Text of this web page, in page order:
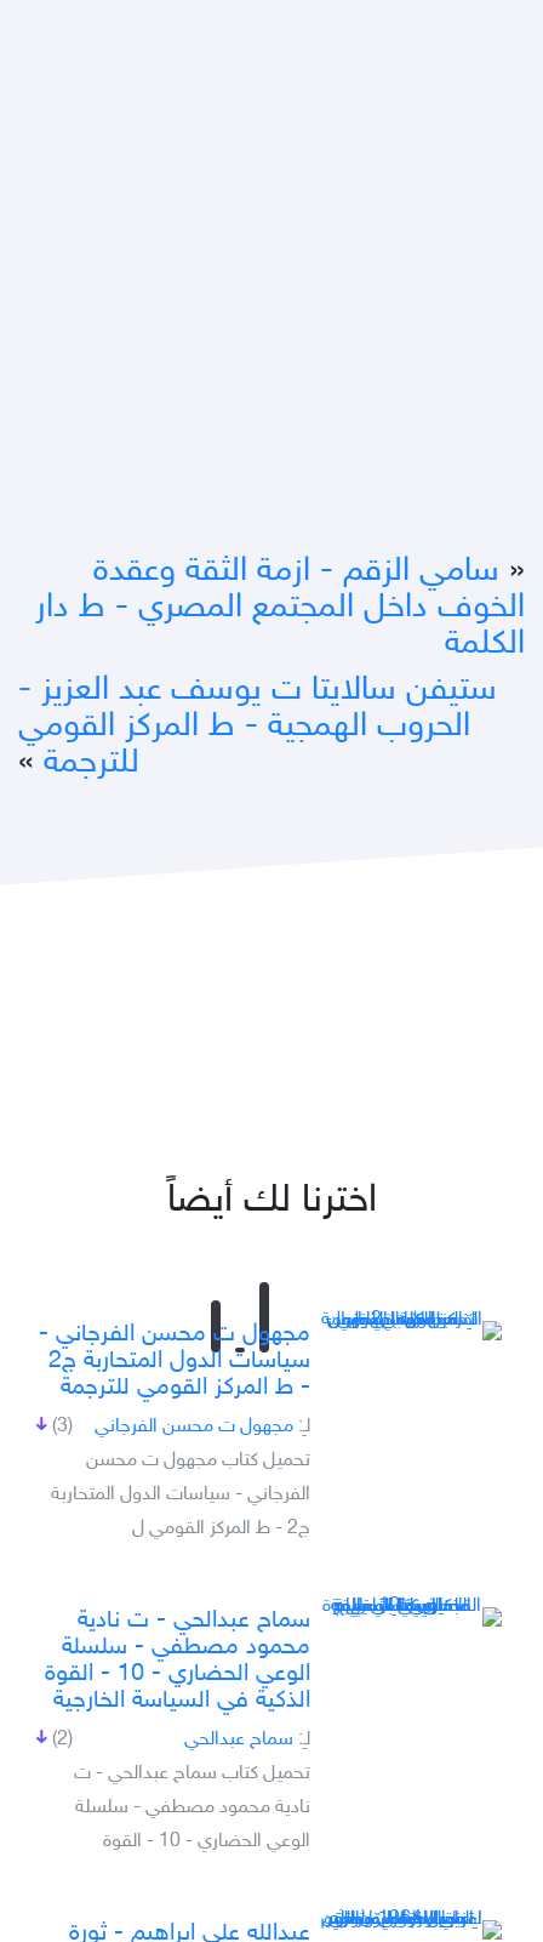
« سامي الزقم - ازمة الثقة وعقدة
الخوف داخل المجتمع المصري - ط دار
الكلمة
ستيفن سالايتا ت يوسف عبد العزيز -
الحروب الهمجية - ط المركز القومي
للترجمة »
اخترنا لك أيضاً
مجهول ت محسن الفرجاني -
سياسات الدول المتحاربة ج2
- ط المركز القومي للترجمة
(3) لـِ: مجهول ت محسن الفرجاني
تحميل كتاب مجهول ت محسن
الفرجاني - سياسات الدول المتحاربة
ج2 - ط المركز القومي ل
سماح عبدالحي - ت نادية
محمود مصطفي - سلسلة
الوعي الحضاري - 10 - القوة
الذكية في السياسة الخارجية
(2) لـِ: سماح عبدالحي
تحميل كتاب سماح عبدالحي - ت
نادية محمود مصطفي - سلسلة
الوعي الحضاري - 10 - القوة
عبدالله علي ابراهيم - ثورة